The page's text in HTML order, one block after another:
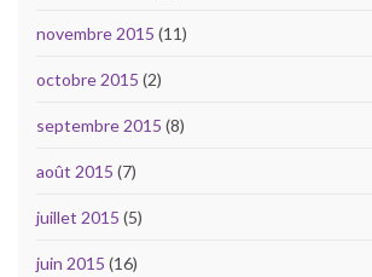
novembre 2015 (11)
octobre 2015 (2)
septembre 2015 (8)
août 2015 (7)
juillet 2015 (5)
juin 2015 (16)